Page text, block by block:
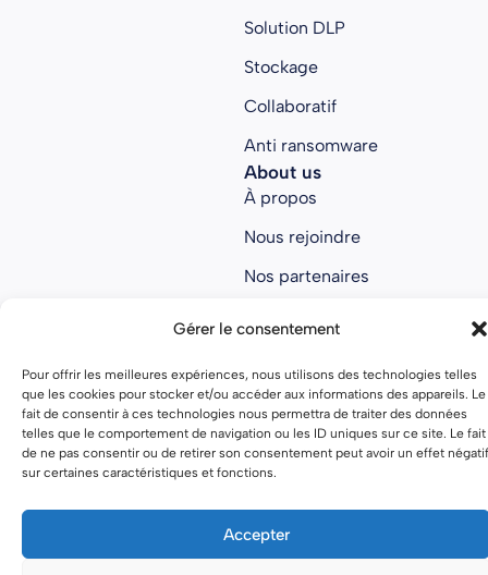
Gérer le consentement
Pour offrir les meilleures expériences, nous utilisons des technologies telles
que les cookies pour stocker et/ou accéder aux informations des appareils. Le
fait de consentir à ces technologies nous permettra de traiter des données
telles que le comportement de navigation ou les ID uniques sur ce site. Le fait
de ne pas consentir ou de retirer son consentement peut avoir un effet négatif
sur certaines caractéristiques et fonctions.
Accepter
Solution DLP
Stockage
Collaboratif
Anti ransomware
About us
À propos
Nous rejoindre
Nos partenaires
Mentions légales Politique de confidentialité
Conditions générales